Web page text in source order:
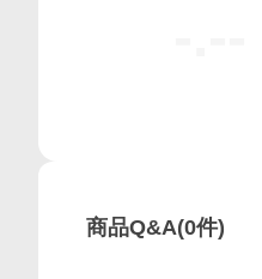
商品Q&A(0件)